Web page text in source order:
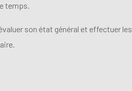
temps.
son état général et effectuer les